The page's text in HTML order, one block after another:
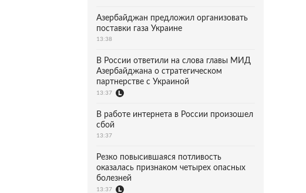
Азербайджан предложил организовать
поставки газа Украине
13:38
В России ответили на слова главы МИД
Азербайджана о стратегическом
партнерстве с Украиной
13:37
В работе интернета в России произошел
сбой
13:37
Резко повысившаяся потливость
оказалась признаком четырех опасных
болезней
13:37